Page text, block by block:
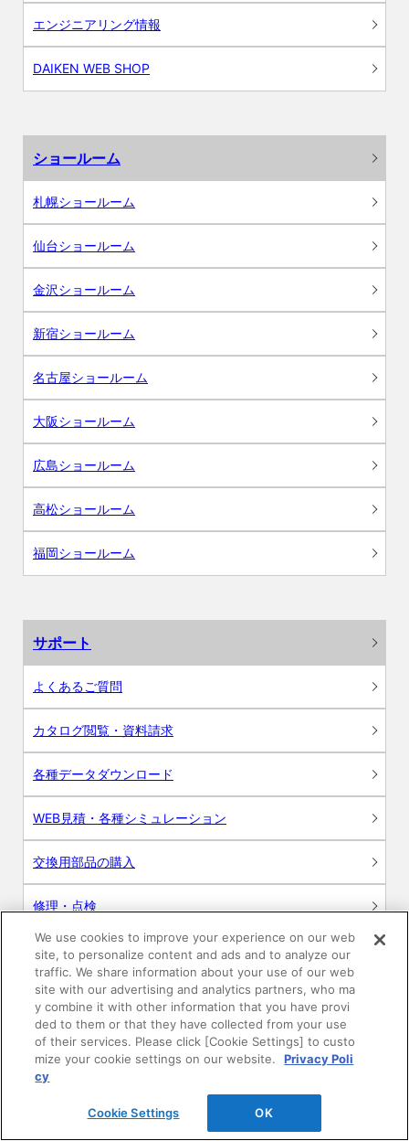
エンジニアリング情報
DAIKEN WEB SHOP
ショールーム
札幌ショールーム
仙台ショールーム
金沢ショールーム
新宿ショールーム
名古屋ショールーム
大阪ショールーム
広島ショールーム
高松ショールーム
福岡ショールーム
サポート
よくあるご質問
カタログ閲覧・資料請求
各種データダウンロード
WEB見積・各種シミュレーション
交換用部品の購入
修理・点検
お問い合わせ
ログイン
建築・設計関係者様向けサイト
ユーザー登録サービス
WEB見積システム
We use cookies to improve your experience on our web
site, to personalize content and ads and to analyze our
traffic. We share information about your use of our web
site with our advertising and analytics partners, who ma
y combine it with other information that you have provi
ded to them or that they have collected from your use
of their services. Please click [Cookie Settings] to custo
mize your cookie settings on our website.
Privacy Poli
cy
Cookie Settings OK